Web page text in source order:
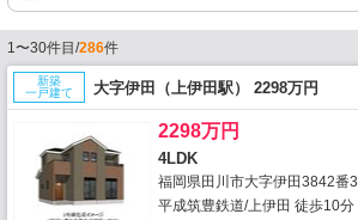
1〜30件目/286件
新築
一戸建て
大字伊田（上伊田駅） 2298万円
2298万円
4LDK
福岡県田川市大字伊田3842番3
平成筑豊鉄道/上伊田 徒歩10分